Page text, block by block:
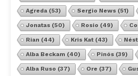
Agreda(53) Sergio News(51)
Jonatas(50) Rosio (49)
Rian (44) Kris Kat(43)
Alba Beckam (40) Pinós(39)
Alba Ruso (37) Ore (37)